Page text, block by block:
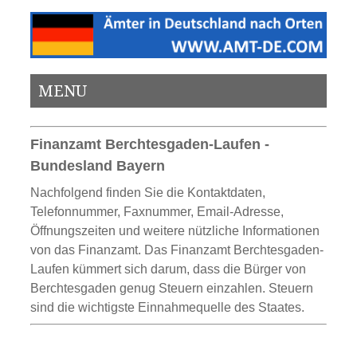
MENU
Finanzamt Berchtesgaden-Laufen -
Bundesland Bayern
Nachfolgend finden Sie die Kontaktdaten,
Telefonnummer, Faxnummer, Email-Adresse,
Öffnungszeiten und weitere nützliche Informationen
von das Finanzamt. Das Finanzamt Berchtesgaden-
Laufen kümmert sich darum, dass die Bürger von
Berchtesgaden genug Steuern einzahlen. Steuern
sind die wichtigste Einnahmequelle des Staates.